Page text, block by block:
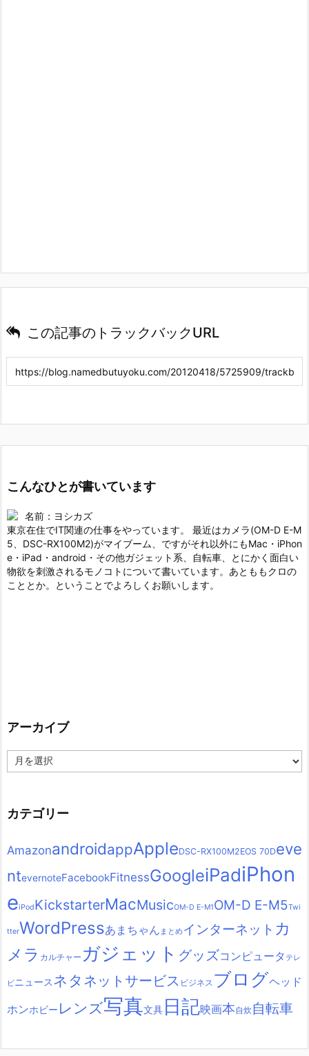
この記事のトラックバックURL
こんなひとが書いています
名前：ヨシカズ
東京在住でIT関連の仕事をやっています。 最近はカメラ(OM-D E-M
5、DSC-RX100M2)がマイブーム、ですがそれ以外にもMac・iPhon
e・iPad・android・その他ガジェット系、自転車、とにかく面白い
物欲を刺激されるモノコトについて書いています。あとももクロの
こととか。ということでよろしくお願いします。
アーカイブ
ー
ブ
カテゴリー
AmazonandroidappAppleDSC-RX100M2EOS 70Deve
ntevernoteFacebookFitnessGoogleiPadiPhon
eiPodKickstarterMacMusicOM-D E-M1OM-D E-M5Twi
tterWordPressあまちゃん まとめインターネット カ
メラ カルチャー ガジェット グッズコンピュータ テレ
ビニュースネタ ネットサービス ビジネス ブログヘッド
ホンホビー レンズ写真文具 日記映画本自炊 自転車